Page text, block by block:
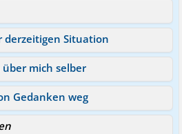
derzeitigen Situation
mich selber
Gedanken weg